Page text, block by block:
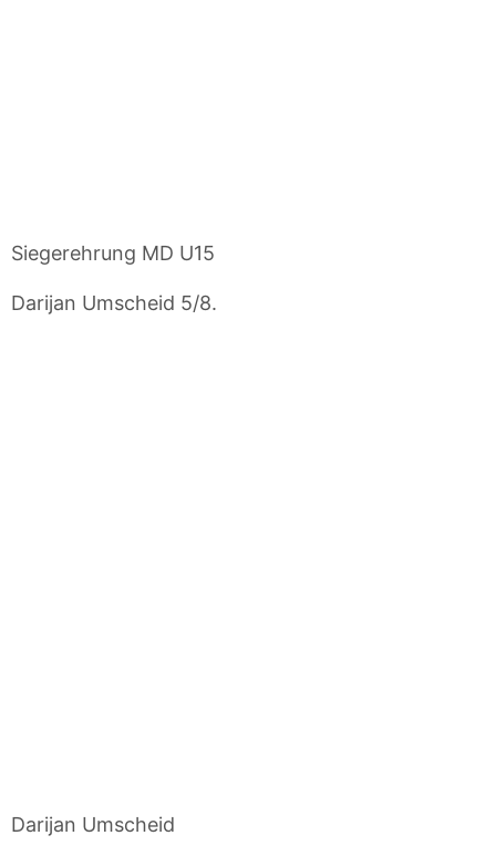
Siegerehrung MD U15
Darijan Umscheid 5/8.
Darijan Umscheid